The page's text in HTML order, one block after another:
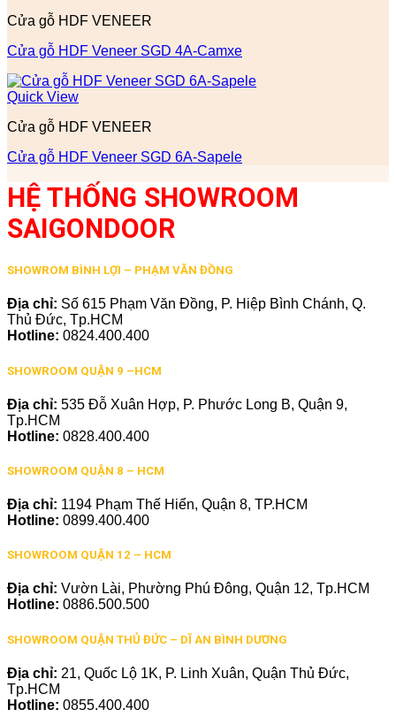
Cửa gỗ HDF VENEER
Cửa gỗ HDF Veneer SGD 4A-Camxe
Quick View
Cửa gỗ HDF VENEER
Cửa gỗ HDF Veneer SGD 6A-Sapele
HỆ THỐNG SHOWROOM
SAIGONDOOR
SHOWROM BÌNH LỢI – PHẠM VĂN ĐỒNG
Địa chỉ: Số 615 Phạm Văn Đồng, P. Hiệp Bình Chánh, Q.
Thủ Đức, Tp.HCM
Hotline: 0824.400.400
SHOWROOM QUẬN 9 –HCM
Địa chỉ: 535 Đỗ Xuân Hợp, P. Phước Long B, Quận 9,
Tp.HCM
Hotline: 0828.400.400
SHOWROOM QUẬN 8 – HCM
Địa chỉ: 1194 Phạm Thế Hiển, Quận 8, TP.HCM
Hotline: 0899.400.400
SHOWROOM QUẬN 12 – HCM
Địa chỉ: Vườn Lài, Phường Phú Đông, Quận 12, Tp.HCM
Hotline: 0886.500.500
SHOWROOM QUẬN THỦ ĐỨC – DĨ AN BÌNH DƯƠNG
Địa chỉ: 21, Quốc Lộ 1K, P. Linh Xuân, Quận Thủ Đức,
Tp.HCM
Hotline: 0855.400.400